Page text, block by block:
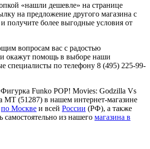
«нашли дешевле» на странице
на предложение другого магазина с
получите более выгодные условия от
вопросам вас с радостью
окажут помощь в выборе наши
специалисты по телефону 8 (495) 225-99-
Funko POP! Movies: Godzilla Vs
MT (51287) в нашем интернет-магазине
по Москве и всей России (РФ), а также
самостоятельно из нашего магазина в